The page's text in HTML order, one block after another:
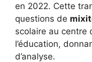
en 2022. Cette
questions de
scolaire au centre
l’éducation,
d’analyse.